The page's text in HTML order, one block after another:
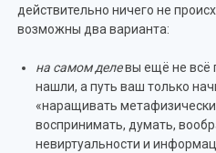
действительно ничего не
возможны два варианта:
на самом делевы ещё не всё
нашли, а путь ваш только
«наращивать
воспринимать, думать,
невиртуальности и